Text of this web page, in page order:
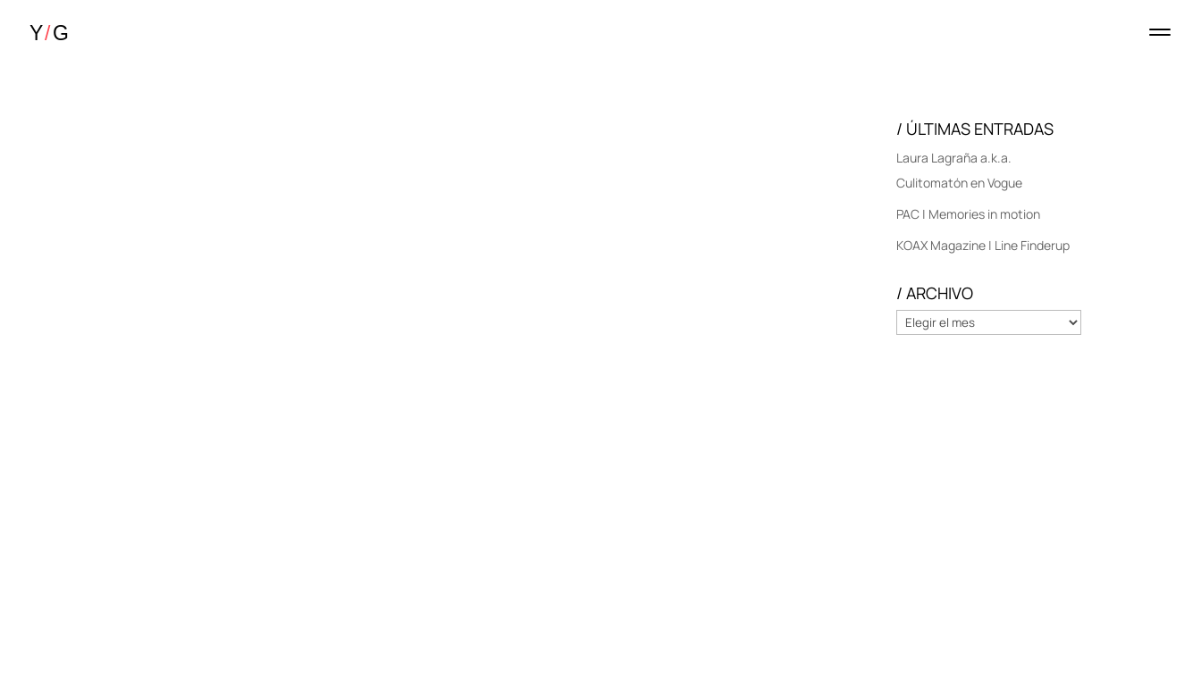
/ ÚLTIMAS ENTRADAS
Laura Lagraña a.k.a.
Culitomatón en Vogue
PAC | Memories in motion
KOAX Magazine | Line Finderup
/ ARCHIVO